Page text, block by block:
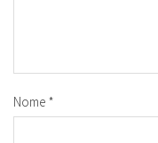
Nome *